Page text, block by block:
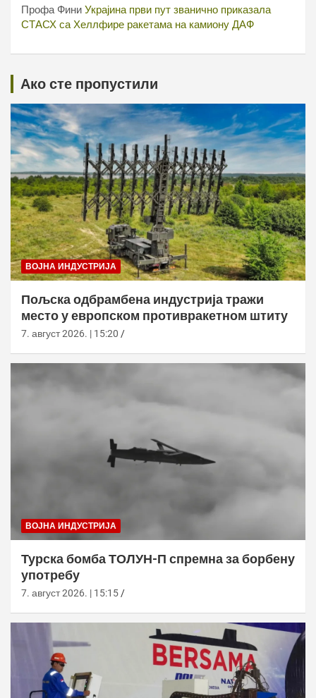
Профа Фини Украјина први пут званично приказала
СТАСХ са Хеллфире ракетама на камиону ДАФ
Ако сте пропустили
ВОЈНА ИНДУСТРИЈА
Пољска одбрамбена индустрија тражи
место у европском противракетном штиту
7. август 2026. | 15:20
ВОЈНА ИНДУСТРИЈА
Турска бомба ТОЛУН-П спремна за борбену
употребу
7. август 2026. | 15:15